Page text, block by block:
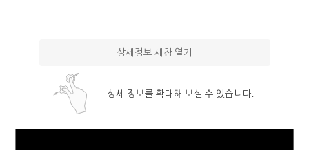
상세정보 새창 열기
상세 정보를 확대해 보실 수 있습니다.